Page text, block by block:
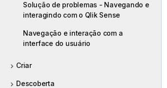
Solução de problemas - Navegando e
interagindo com o Qlik Sense
Navegação e interação com a
interface do usuário
Criar
Descoberta